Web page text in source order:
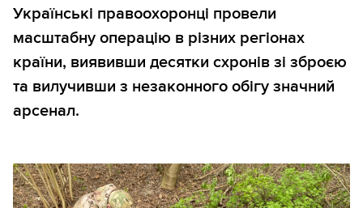
Українські правоохоронці провели
масштабну операцію в різних регіонах
країни, виявивши десятки схронів зі зброєю
та вилучивши з незаконного обігу значний
арсенал.